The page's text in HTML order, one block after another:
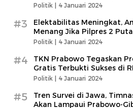
Politik | 4 Januari 2024
#3
Elektabilitas Meningkat,
Menang Jika Pilpres 2
Politik | 4 Januari 2024
#4
TKN Prabowo Tegaskan
Gratis Terbukti Sukses di
Politik | 4 Januari 2024
#5
Tren Survei di Jawa,
Akan Lampaui Prabowo-